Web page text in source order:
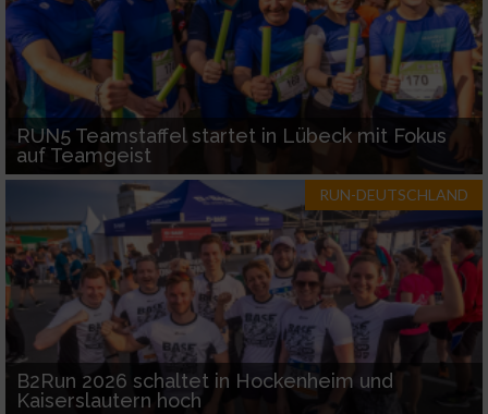
RUN5 Teamstaffel startet in Lübeck mit Fokus
auf Teamgeist
RUN-DEUTSCHLAND
B2Run 2026 schaltet in Hockenheim und
Kaiserslautern hoch